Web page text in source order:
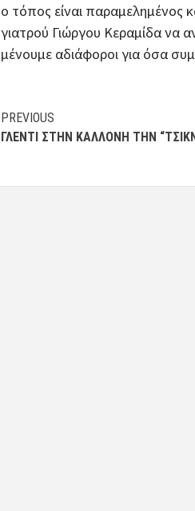
ο τόπος είναι παραμελημένος
γιατρού Γιώργου Κεραμίδα να
μένουμε αδιάφοροι για όσα
Post
navigation
PREVIOUS
ΓΛΈΝΤΙ ΣΤΗΝ ΚΑΛΛΟΝΉ ΤΗΝ